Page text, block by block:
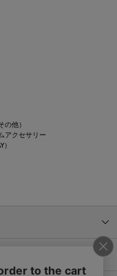
の他）
アクセサリー